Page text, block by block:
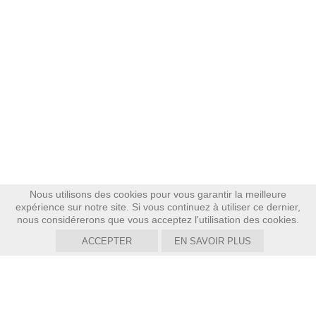
Nous utilisons des cookies pour vous garantir la meilleure
expérience sur notre site. Si vous continuez à utiliser ce dernier,
nous considérerons que vous acceptez l'utilisation des cookies.
ACCEPTER EN SAVOIR PLUS